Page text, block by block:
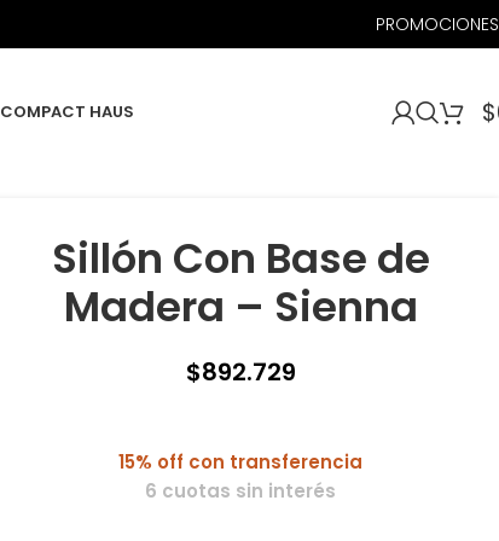
PROMOCIONES
COMPACT HAUS $
Sillón Con Base de
Madera – Sienna
$892.729
15% off con transferencia
6 cuotas sin interés